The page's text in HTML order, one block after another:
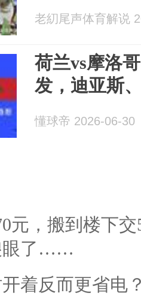
老糿尾声体育解说
荷兰vs摩洛
发，迪亚斯
懂球帝 2026-06-30
元，搬到楼下
眼了……
着反而更省电